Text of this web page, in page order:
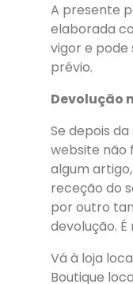
A presente
elaborada
vigor e pode
prévio.
Devolução
Se depois
website não
algum
receção do
por outro
devolução.
Vá à loja
Boutique